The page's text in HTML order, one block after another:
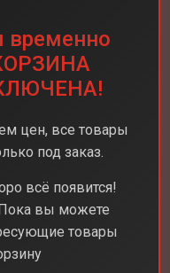
временно
цен, все товары
под заказ.
всё появится!
Пока вы можете
товары